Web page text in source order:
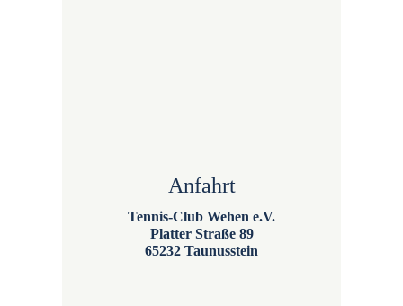
Anfahrt
Tennis-Club Wehen e.V.
Platter Straße 89
65232 Taunusstein